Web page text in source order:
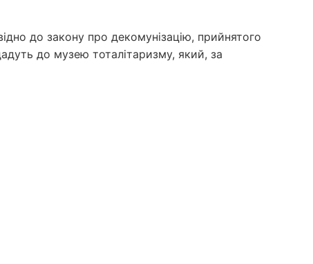
до закону про декомунізацію, прийнятого
до музею тоталітаризму, який, за